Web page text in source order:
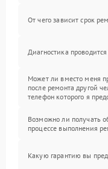
От чего зависит срок
Диагностика
Может ли вместо меня
после ремонта другой
телефон которого я
Возможно ли получать
процессе выполнения
Какую гарантию вы